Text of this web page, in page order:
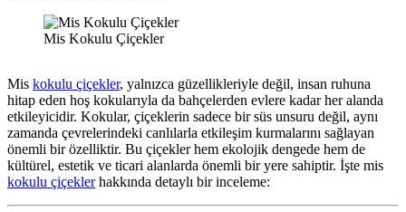
Mis Kokulu Çiçekler
Mis kokulu çiçekler, yalnızca güzellikleriyle değil, insan ruhuna
hitap eden hoş kokularıyla da bahçelerden evlere kadar her alanda
etkileyicidir. Kokular, çiçeklerin sadece bir süs unsuru değil, aynı
zamanda çevrelerindeki canlılarla etkileşim kurmalarını sağlayan
önemli bir özelliktir. Bu çiçekler hem ekolojik dengede hem de
kültürel, estetik ve ticari alanlarda önemli bir yere sahiptir. İşte mis
kokulu çiçeklerhakkında detaylı bir inceleme: